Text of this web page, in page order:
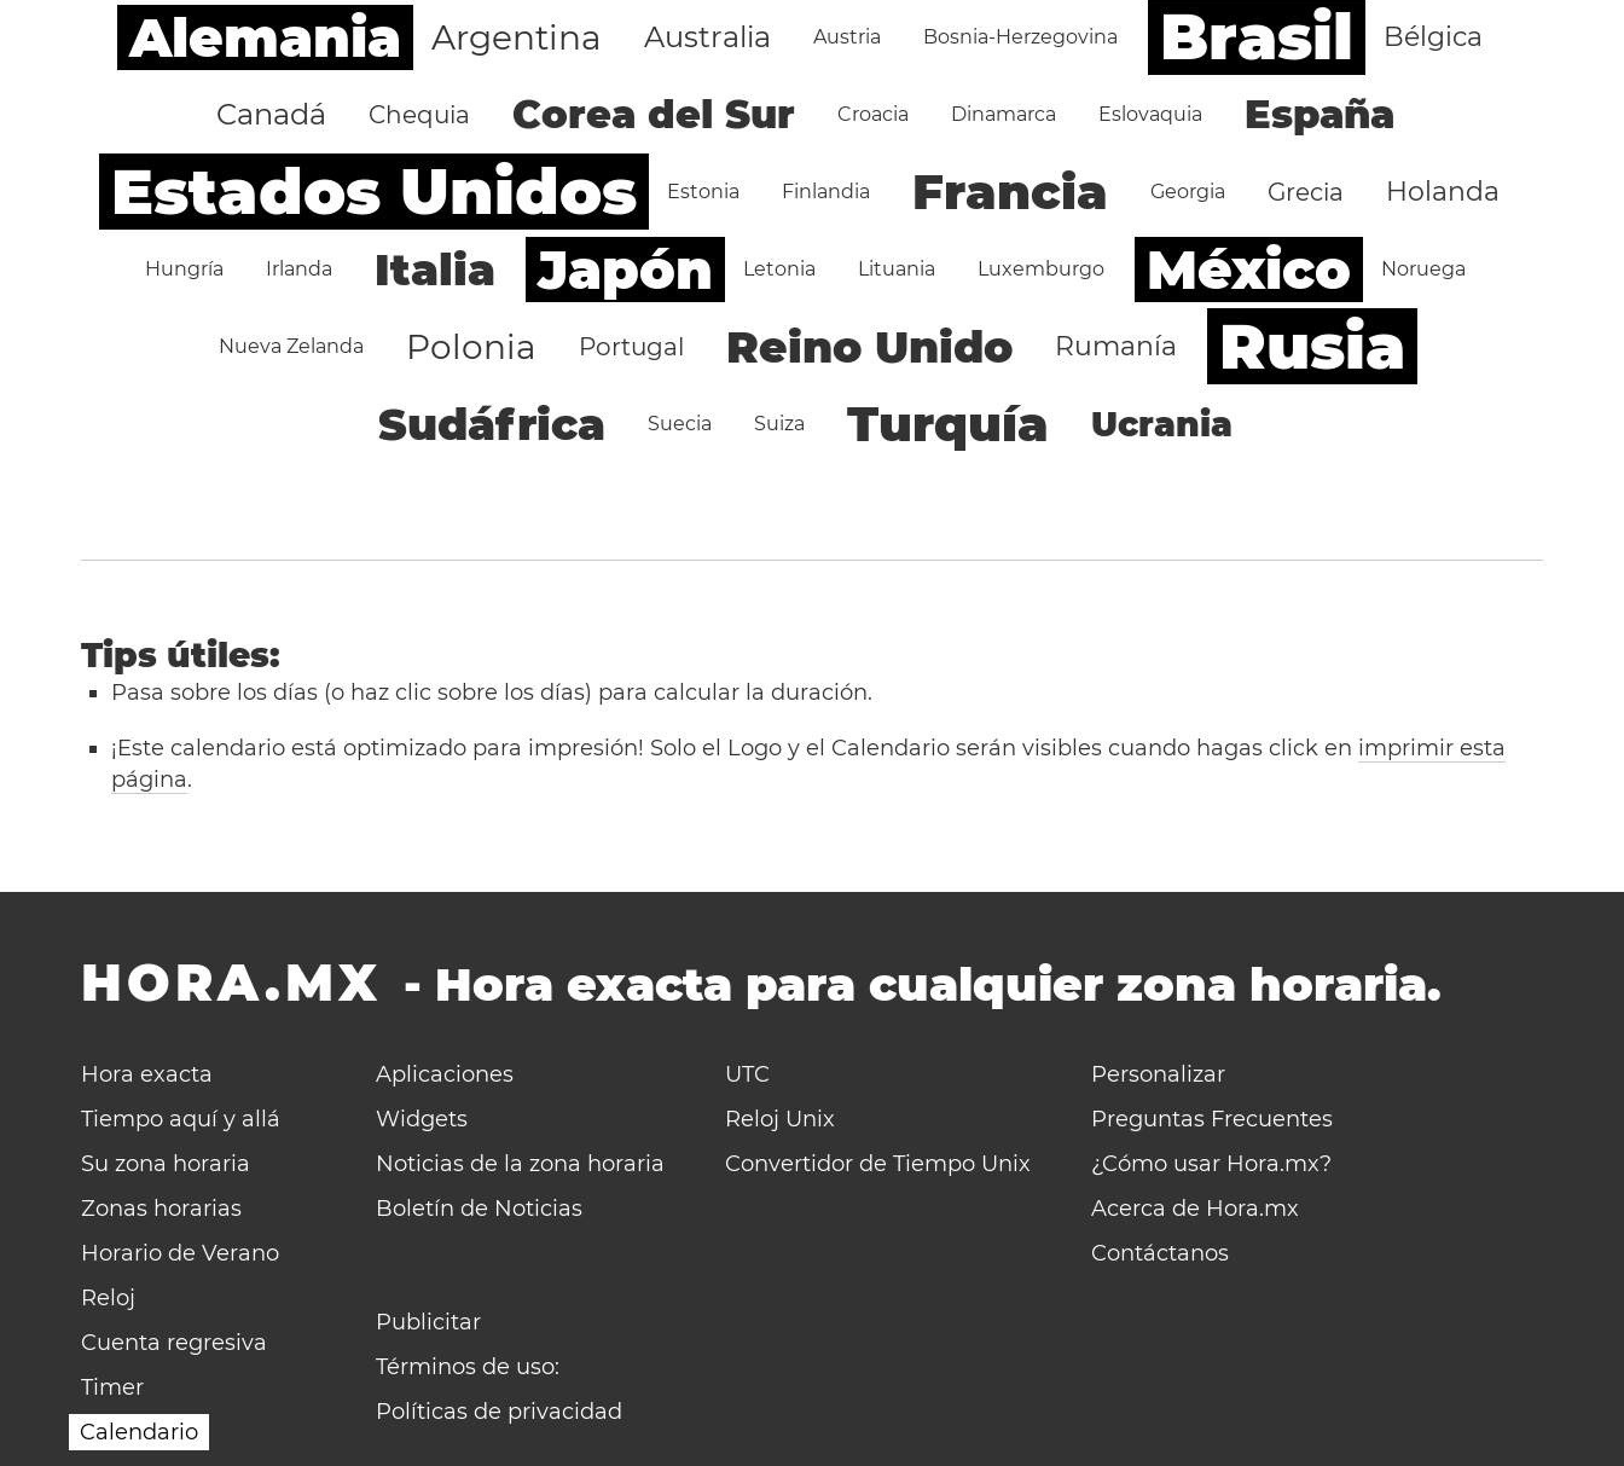
Alemania Argentina Australia Austria Bosnia-Herzegovina Brasil Bélgica
Canadá Chequia Corea del Sur Croacia Dinamarca Eslovaquia España
Estados Unidos Estonia Finlandia Francia Georgia Grecia Holanda
Hungría Irlanda Italia Japón Letonia Lituania Luxemburgo México Noruega
Nueva Zelanda Polonia Portugal Reino Unido Rumanía Rusia
Sudáfrica Suecia Suiza Turquía Ucrania
Tips útiles:
Pasa sobre los días (o haz clic sobre los días) para calcular la duración.
¡Este calendario está optimizado para impresión! Solo el Logo y el Calendario serán visibles cuando hagas click en imprimir esta
página.
HORA.MX - Hora exacta para cualquier zona horaria.
Hora exacta
Tiempo aquí y allá
Su zona horaria
Zonas horarias
Horario de Verano
Reloj
Cuenta regresiva
Timer
Calendario
Aplicaciones
Widgets
Noticias de la zona horaria
Boletín de Noticias
UTC
Reloj Unix
Convertidor de Tiempo Unix
Personalizar
Preguntas Frecuentes
¿Cómo usar Hora.mx?
Acerca de Hora.mx
Contáctanos
Publicitar
Términos de uso:
Políticas de privacidad